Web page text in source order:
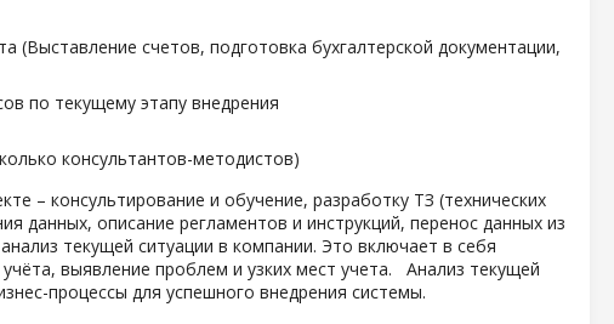
(Выставление счетов, подготовка бухгалтерской документации,
по текущему этапу внедрения
консультантов-методистов)
– консультирование и обучение, разработку ТЗ (технических
данных, описание регламентов и инструкций, перенос данных из
текущей ситуации в компании. Это включает в себя
выявление проблем и узких мест учета. Анализ текущей
процессы для успешного внедрения системы.